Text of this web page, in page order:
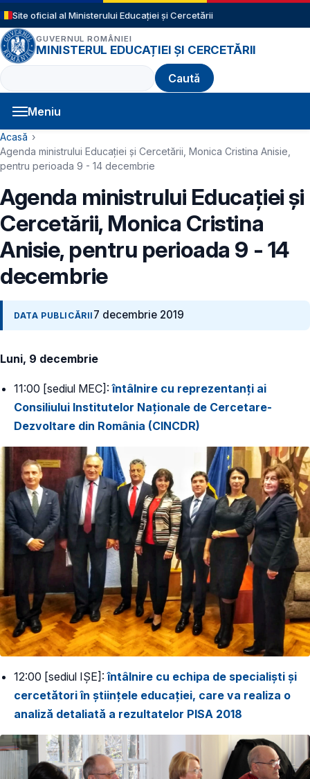
Sari la conținutul principal
Site oficial al Ministerului Educației și Cercetării
GUVERNUL ROMÂNIEI
MINISTERUL EDUCAȚIEI ȘI CERCETĂRII
Caută
Meniu
Navigație principală
Cale de navigare
Acasă
Agenda ministrului Educației și Cercetării, Monica Cristina Anisie,
pentru perioada 9 - 14 decembrie
Agenda ministrului Educației și
Cercetării, Monica Cristina
Anisie, pentru perioada 9 - 14
decembrie
DATA PUBLICĂRII 7 decembrie 2019
Luni, 9 decembrie
11:00 [sediul MEC]:întâlnire cu reprezentanți ai
Consiliului Institutelor Naționale de Cercetare-
Dezvoltare din România (CINCDR)
12:00 [sediul IȘE]: întâlnire cu echipa de specialiști și
cercetători în științele educației, care va realiza o
analiză detaliată a rezultatelor PISA 2018